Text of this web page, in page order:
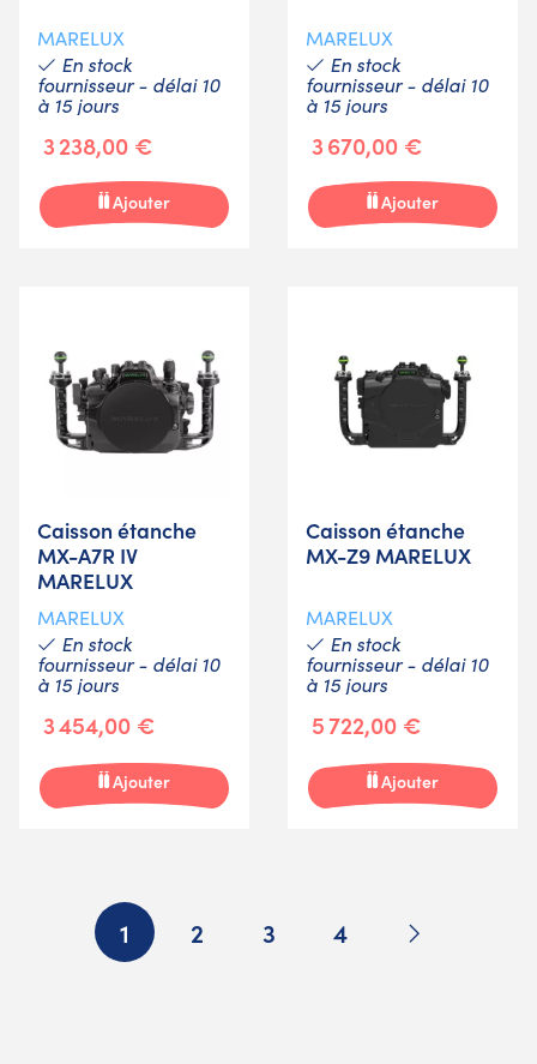
MARELUX
En stock
fournisseur - délai 10
à 15 jours
3 238,00 €
Ajouter
MARELUX
En stock
fournisseur - délai 10
à 15 jours
3 670,00 €
Ajouter
Caisson étanche
MX-A7R IV
MARELUX
MARELUX
En stock
fournisseur - délai 10
à 15 jours
3 454,00 €
Ajouter
Caisson étanche
MX-Z9 MARELUX
MARELUX
En stock
fournisseur - délai 10
à 15 jours
5 722,00 €
Ajouter
1 2 3 4 Suivant